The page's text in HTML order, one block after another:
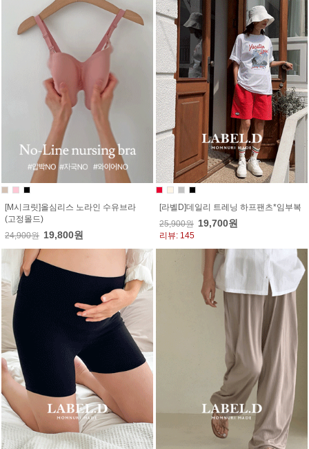
[M시크릿]올심리스 노라인 수유브라
(고정몰드)
24,900원 19,800원
[라벨D]데일리 트레닝 하프팬츠*임부복
25,900원 19,700원
리뷰: 145